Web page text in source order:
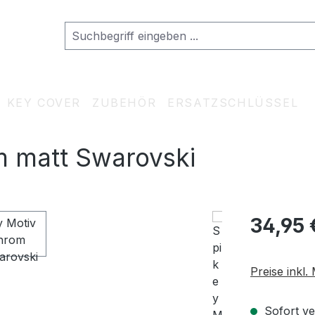
KEY COVER ZUBEHÖR ERSATZSCHLÜSSEL
matt Swarovski
Regulärer
34,95
Preise inkl.
Sofort